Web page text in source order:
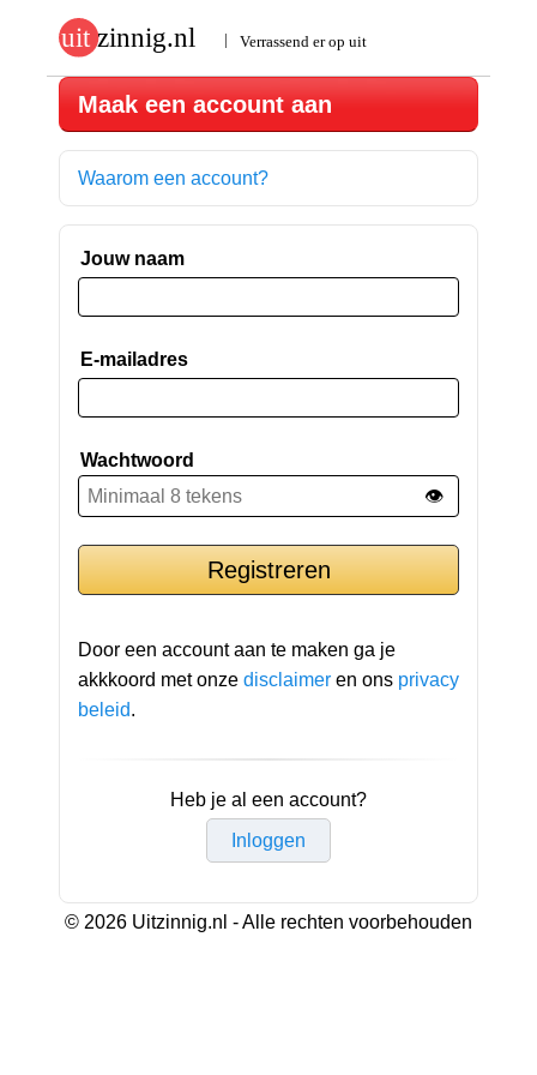
Maak een account aan
Waarom een account?
Jouw naam
E-mailadres
Wachtwoord
👁️
Door een account aan te maken ga je
akkkoord met onze disclaimer en ons privacy
beleid.
Heb je al een account?
Inloggen
© 2026 Uitzinnig.nl - Alle rechten voorbehouden